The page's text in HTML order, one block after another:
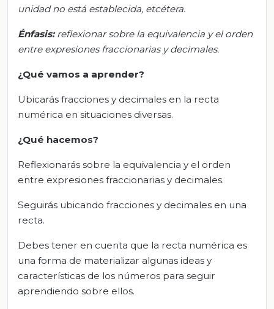
unidad no está establecida, etcétera.
Énfasis: reflexionar sobre la equivalencia y el orden
entre expresiones fraccionarias y decimales.
¿Qué vamos a aprender?
Ubicarás fracciones y decimales en la recta
numérica en situaciones diversas.
¿Qué hacemos?
Reflexionarás sobre la equivalencia y el orden
entre expresiones fraccionarias y decimales.
Seguirás ubicando fracciones y decimales en una
recta.
Debes tener en cuenta que la recta numérica es
una forma de materializar algunas ideas y
características de los números para seguir
aprendiendo sobre ellos.